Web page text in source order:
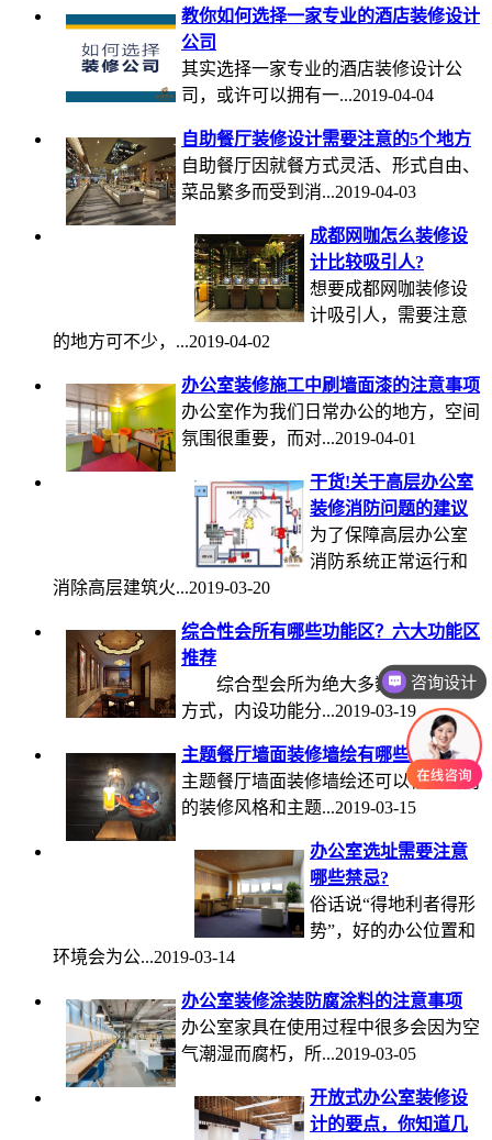
教你如何选择一家专业的酒店装修设计
公司
其实选择一家专业的酒店装修设计公
司，或许可以拥有一...2019-04-04
自助餐厅装修设计需要注意的5个地方
自助餐厅因就餐方式灵活、形式自由、
菜品繁多而受到消...2019-04-03
成都网咖怎么装修设
计比较吸引人?
想要成都网咖装修设
计吸引人，需要注意
的地方可不少，...2019-04-02
办公室装修施工中刷墙面漆的注意事项
办公室作为我们日常办公的地方，空间
氛围很重要，而对...2019-04-01
干货!关于高层办公室
装修消防问题的建议
为了保障高层办公室
消防系统正常运行和
消除高层建筑火...2019-03-20
综合性会所有哪些功能区？六大功能区
推荐
综合型会所为绝大多数会所采取的
方式，内设功能分...2019-03-19
主题餐厅墙面装修墙绘有哪些类型?
主题餐厅墙面装修墙绘还可以根据店内
的装修风格和主题...2019-03-15
办公室选址需要注意
哪些禁忌?
俗话说“得地利者得形
势”，好的办公位置和
环境会为公...2019-03-14
办公室装修涂装防腐涂料的注意事项
办公室家具在使用过程中很多会因为空
气潮湿而腐朽，所...2019-03-05
开放式办公室装修设
计的要点，你知道几
咨询设计